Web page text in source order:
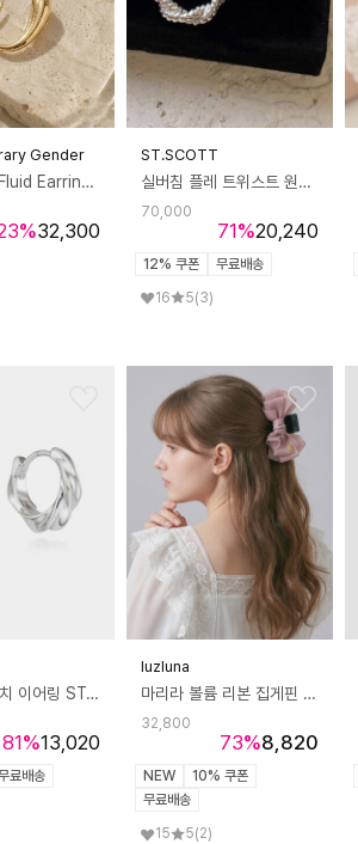
Gender
Dewdrop Fluid Earrings 듀드롭 플루이드 이어링
%32,300
ST.SCOTT
실버침 플레 트위스트 원터치 이어링 STJ-ES1684WG
71%
70,000
20,240
12% 쿠폰
무료배송
16
5(3)
웨이버 원터치 이어링 STJ-ES1682WG
81%13,020
료배송
luzluna
마리라 볼륨 리본 집게핀 쉬폰 반묶음 올림머리 포인트 헤어핀 A295
73%
32,800
8,820
NEW
10% 쿠폰
무료배송
15
5(2)